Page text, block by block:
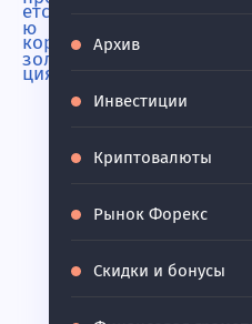
Архив
Инвестиции
Криптовалюты
Рынок Форекс
Скидки и бонусы